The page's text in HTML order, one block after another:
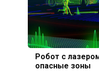
Робот с
опасные зоны